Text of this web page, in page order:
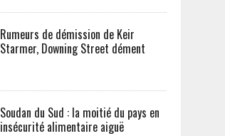
Rumeurs de démission de Keir
Starmer, Downing Street dément
Soudan du Sud : la moitié du pays en
insécurité alimentaire aiguë